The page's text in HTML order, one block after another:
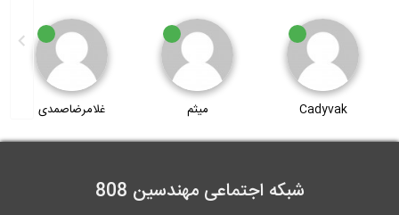
Cadyvak میثم غلامرضاصمدی
شبکه اجتماعی مهندسین 808